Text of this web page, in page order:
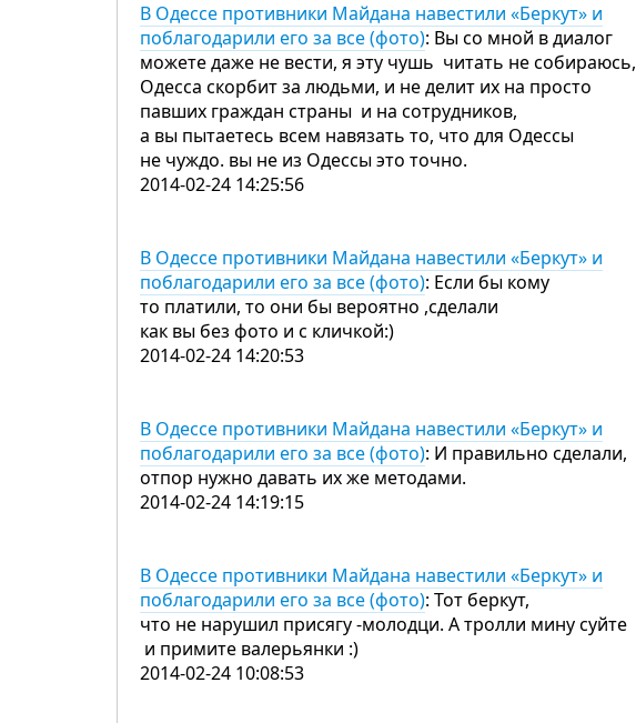
В Одессе противники Майдана навестили «Беркут» и
поблагодарили его за все (фото): Вы со мной в диалог
можете даже не вести, я эту чушь читать не собираюсь,
Одесса скорбит за людьми, и не делит их на просто
павших граждан страны и на сотрудников,
а вы пытаетесь всем навязать то, что для Одессы
не чуждо. вы не из Одессы это точно.
2014-02-24 14:25:56
В Одессе противники Майдана навестили «Беркут» и
поблагодарили его за все (фото): Если бы кому
то платили, то они бы вероятно ,сделали
как вы без фото и с кличкой:)
2014-02-24 14:20:53
В Одессе противники Майдана навестили «Беркут» и
поблагодарили его за все (фото): И правильно сделали,
отпор нужно давать их же методами.
2014-02-24 14:19:15
В Одессе противники Майдана навестили «Беркут» и
поблагодарили его за все (фото): Тот беркут,
что не нарушил присягу -молодци. А тролли мину суйте
и примите валерьянки :)
2014-02-24 10:08:53